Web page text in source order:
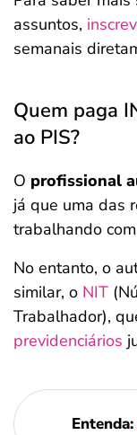
assuntos,
semanais
Quem paga
ao PIS?
O profissional
já que uma das
trabalhando
No entanto, o
similar, o NIT
Trabalhador),
previdenciários
Entenda: